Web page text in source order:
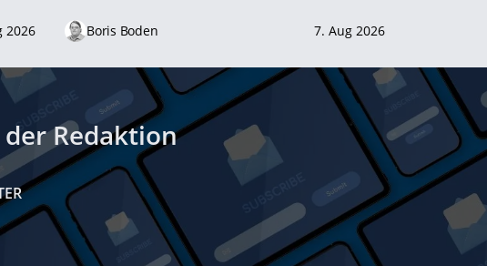
2026 Boris Boden 7. Aug 2026
Redaktion